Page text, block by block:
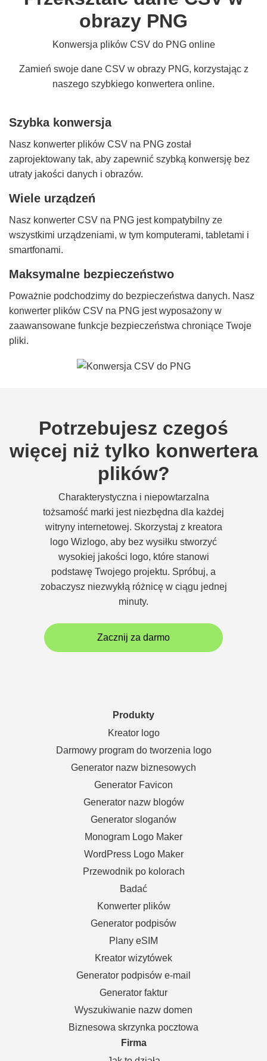
obrazy PNG
Konwersja plików CSV do PNG online
Zamień swoje dane CSV w obrazy PNG, korzystając z
naszego szybkiego konwertera online.
Szybka konwersja
Nasz konwerter plików CSV na PNG został
zaprojektowany tak, aby zapewnić szybką konwersję bez
utraty jakości danych i obrazów.
Wiele urządzeń
Nasz konwerter CSV na PNG jest kompatybilny ze
wszystkimi urządzeniami, w tym komputerami, tabletami i
smartfonami.
Maksymalne bezpieczeństwo
Poważnie podchodzimy do bezpieczeństwa danych. Nasz
konwerter plików CSV na PNG jest wyposażony w
zaawansowane funkcje bezpieczeństwa chroniące Twoje
pliki.
Potrzebujesz czegoś
więcej niż tylko konwertera
plików?
Charakterystyczna i niepowtarzalna
tożsamość marki jest niezbędna dla każdej
witryny internetowej. Skorzystaj z kreatora
logo Wizlogo, aby bez wysiłku stworzyć
wysokiej jakości logo, które stanowi
podstawę Twojego projektu. Spróbuj, a
zobaczysz niezwykłą różnicę w ciągu jednej
minuty.
Zacznij za darmo
Produkty
Kreator logo
Darmowy program do tworzenia logo
Generator nazw biznesowych
Generator Favicon
Generator nazw blogów
Generator sloganów
Monogram Logo Maker
WordPress Logo Maker
Przewodnik po kolorach
Badać
Konwerter plików
Generator podpisów
Plany eSIM
Kreator wizytówek
Generator podpisów e-mail
Generator faktur
Wyszukiwanie nazw domen
Biznesowa skrzynka pocztowa
Firma